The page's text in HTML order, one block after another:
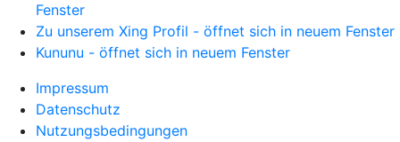
Fenster
Zu unserem Xing Profil - öffnet sich in neuem Fenster
Kununu - öffnet sich in neuem Fenster
Impressum
Datenschutz
Nutzungsbedingungen